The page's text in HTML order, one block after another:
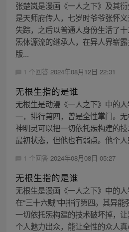
张楚岚是漫画《一人之下》及其
是天师府传人，七岁时爷爷张怀
失踪，之后以普通人身份生活了
炁体源流的继承人，在异人界崭
版...
1 个回答 2024年08月12日 22:31
无根生指的是谁
无根生是动漫《一人之下》中的人
一，排行第四，曾是全性掌门。
神明灵可以把一切依托炁构建的
最初状态，但他也有弱点。他个
1 个回答 2024年08月08日 05:27
无根生指的是谁
无根生是漫画《一人之下》中的人
在“三十六贼”中排行第四。其异
一切依托炁构建的技术破坏掉，
个人魅力出众，能让全性的众人